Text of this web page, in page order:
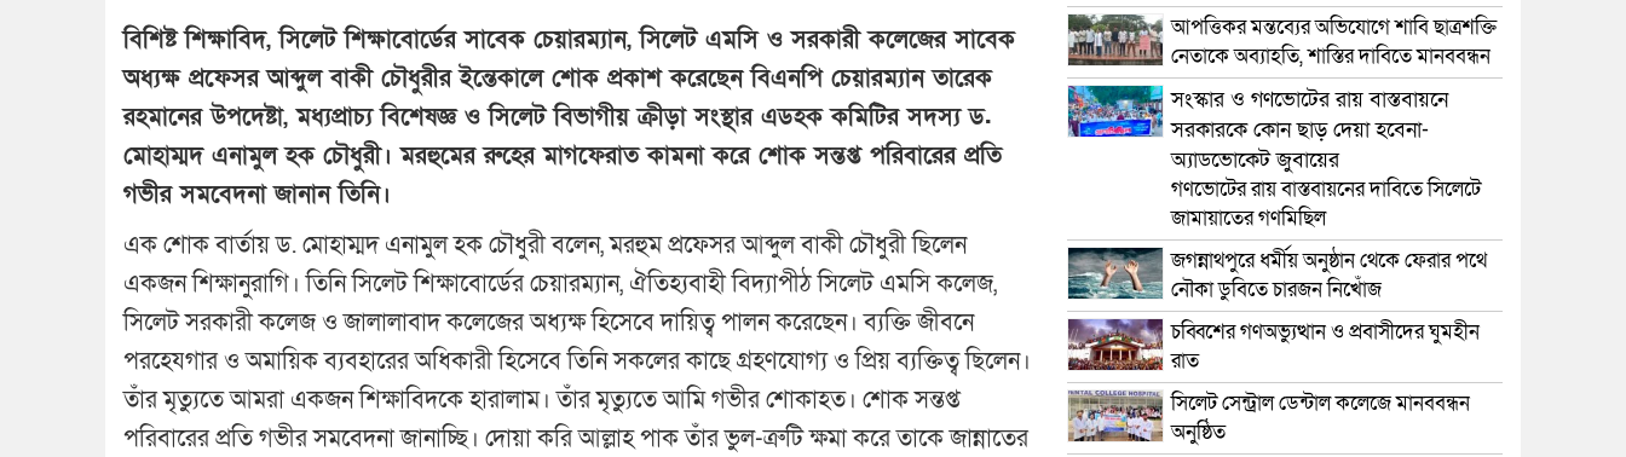
বিশিষ্ট শিক্ষাবিদ, সিলেট শিক্ষাবোর্ডের সাবেক চেয়ারম্যান, সিলেট এমসি ও সরকারী কলেজের সাবেক
অধ্যক্ষ প্রফেসর আব্দুল বাকী চৌধুরীর ইন্তেকালে শোক প্রকাশ করেছেন বিএনপি চেয়ারম্যান তারেক
রহমানের উপদেষ্টা, মধ্যপ্রাচ্য বিশেষজ্ঞ ও সিলেট বিভাগীয় ক্রীড়া সংস্থার এডহক কমিটির সদস্য ড.
মোহাম্মদ এনামুল হক চৌধুরী। মরহুমের রুহের মাগফেরাত কামনা করে শোক সন্তপ্ত পরিবারের প্রতি
গভীর সমবেদনা জানান তিনি।
এক শোক বার্তায় ড. মোহাম্মদ এনামুল হক চৌধুরী বলেন, মরহুম প্রফেসর আব্দুল বাকী চৌধুরী ছিলেন
একজন শিক্ষানুরাগি। তিনি সিলেট শিক্ষাবোর্ডের চেয়ারম্যান, ঐতিহ্যবাহী বিদ্যাপীঠ সিলেট এমসি কলেজ,
সিলেট সরকারী কলেজ ও জালালাবাদ কলেজের অধ্যক্ষ হিসেবে দায়িত্ব পালন করেছেন। ব্যক্তি জীবনে
পরহেযগার ও অমায়িক ব্যবহারের অধিকারী হিসেবে তিনি সকলের কাছে গ্রহণযোগ্য ও প্রিয় ব্যক্তিত্ব ছিলেন।
তাঁর মৃত্যুতে আমরা একজন শিক্ষাবিদকে হারালাম। তাঁর মৃত্যুতে আমি গভীর শোকাহত। শোক সন্তপ্ত
পরিবারের প্রতি গভীর সমবেদনা জানাচ্ছি। দোয়া করি আল্লাহ পাক তাঁর ভুল-ত্রুটি ক্ষমা করে তাকে জান্নাতের
আপত্তিকর মন্তব্যের অভিযোগে শাবি ছাত্রশক্তি
নেতাকে অব্যাহতি, শাস্তির দাবিতে মানববন্ধন
সংস্কার ও গণভোটের রায় বাস্তবায়নে
সরকারকে কোন ছাড় দেয়া হবেনা-
অ্যাডভোকেট জুবায়ের
গণভোটের রায় বাস্তবায়নের দাবিতে সিলেটে
জামায়াতের গণমিছিল
জগন্নাথপুরে ধর্মীয় অনুষ্ঠান থেকে ফেরার পথে
নৌকা ডুবিতে চারজন নিখোঁজ
চব্বিশের গণঅভ্যুত্থান ও প্রবাসীদের ঘুমহীন
রাত
সিলেট সেন্ট্রাল ডেন্টাল কলেজে মানববন্ধন
অনুষ্ঠিত